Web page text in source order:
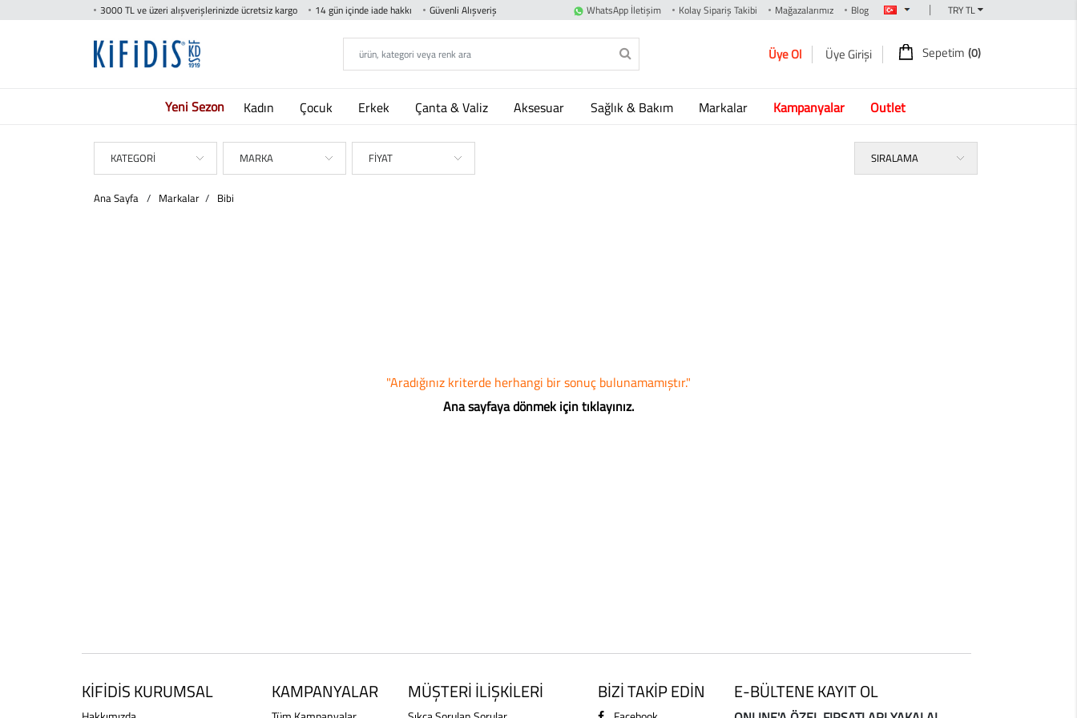
3000 TL ve üzeri alışverişlerinizde ücretsiz kargo 14 gün içinde iade hakkı Güvenli Alışveriş WhatsApp İletişim Kolay Sipariş Takibi Mağazalarımız Blog |
Üye Ol Üye Girişi Sepetim (0)
Yeni Sezon Kadın Çocuk Erkek Çanta & Valiz Aksesuar Sağlık & Bakım Markalar Kampanyalar Outlet
KATEGORİ MARKA FİYAT SIRALAMA
Ana Sayfa / Markalar / Bibi
"Aradığınız kriterde herhangi bir sonuç bulunamamıştır."
Ana sayfaya dönmek için tıklayınız.
KİFİDİS KURUMSAL KAMPANYALAR MÜŞTERİ İLİŞKİLERİ BİZİ TAKİP EDİN E-BÜLTENE KAYIT OL